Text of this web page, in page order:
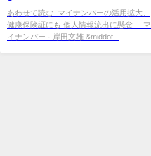
あわせて読む. マイナンバーの活用拡大、
健康保険証にも 個人情報流出に懸念 ... マ
イナンバー · 岸田文雄 &middot...